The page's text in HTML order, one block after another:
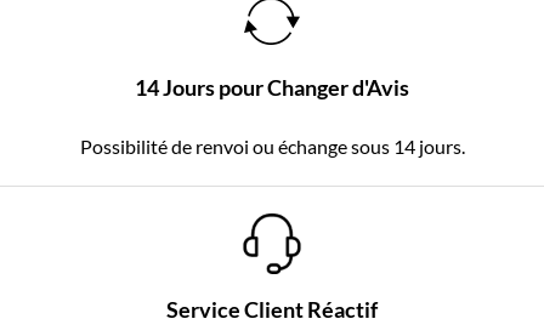
14 Jours pour Changer d'Avis
Possibilité de renvoi ou échange sous 14 jours.
Service Client Réactif